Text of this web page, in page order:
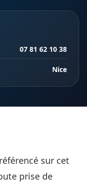
07 81 62 10 38
Nice
sur cet
prise de